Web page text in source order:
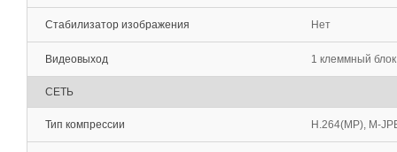
Стабилизатор изображения Нет
Видеовыход 1 клеммный
СЕТЬ
Тип компрессии H.264(MP), M-